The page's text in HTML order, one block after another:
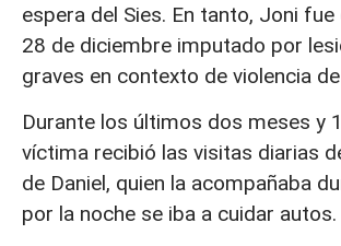
espera del Sies. En tanto, Joni
28 de diciembre imputado por
graves en contexto de violencia
Durante los últimos dos meses y
víctima recibió las visitas diarias
de Daniel, quien la acompañaba
por la noche se iba a cuidar autos.